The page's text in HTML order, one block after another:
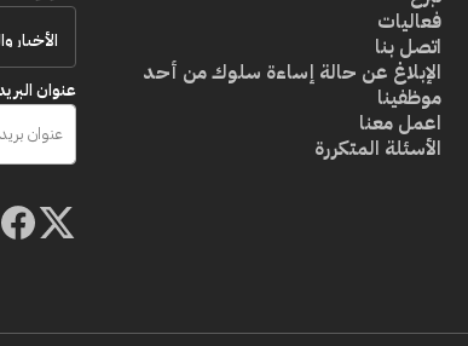
فعاليات
اتصل بنا
الإبلاغ عن حالة إساءة سلوك من أحد
موظفينا
اعمل معنا
الأسئلة المتكررة
عنوان